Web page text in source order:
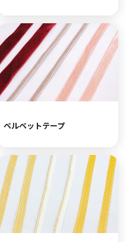
ベルベットテープ